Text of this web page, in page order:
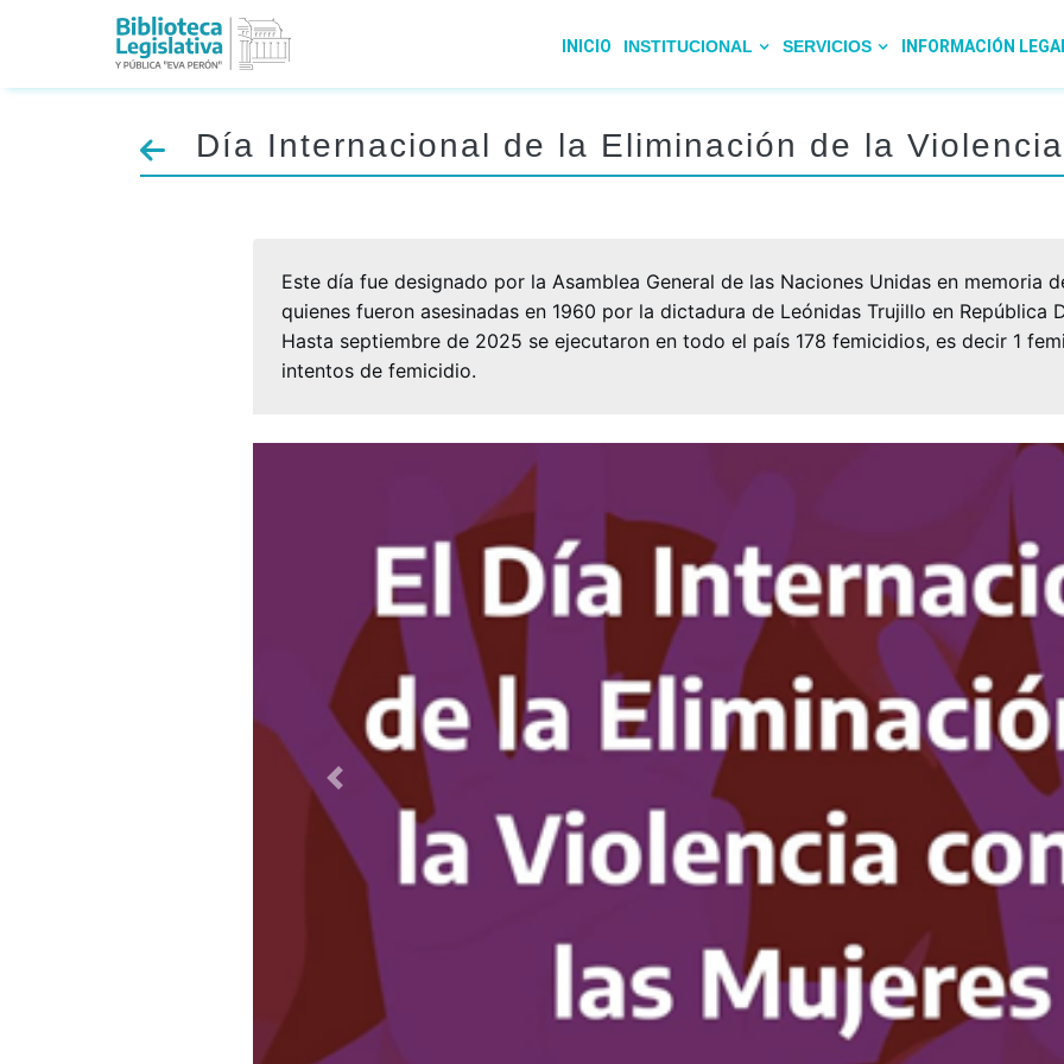
INICIO INSTITUCIONAL SERVICIOS INFORMACIÓN
Día Internacional de la Eliminación de la
Este día fue designado por la Asamblea General de las Naciones Unidas en memoria
quienes fueron asesinadas en 1960 por la dictadura de Leónidas Trujillo en República
Hasta septiembre de 2025 se ejecutaron en todo el país 178 femicidios, es decir 1
intentos de femicidio.
Previous